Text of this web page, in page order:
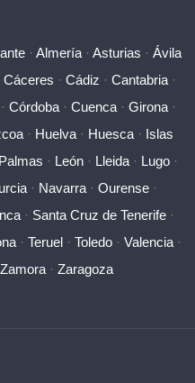
· Almería · Asturias · Ávila
Cáceres · Cádiz · Cantabria ·
Córdoba· Cuenca· Girona·
· Huelva · Huesca · Islas
· León · Lleida · Lugo ·
· Navarra· Ourense·
· Santa Cruz de Tenerife ·
· Teruel · Toledo · Valencia ·
Zamora · Zaragoza